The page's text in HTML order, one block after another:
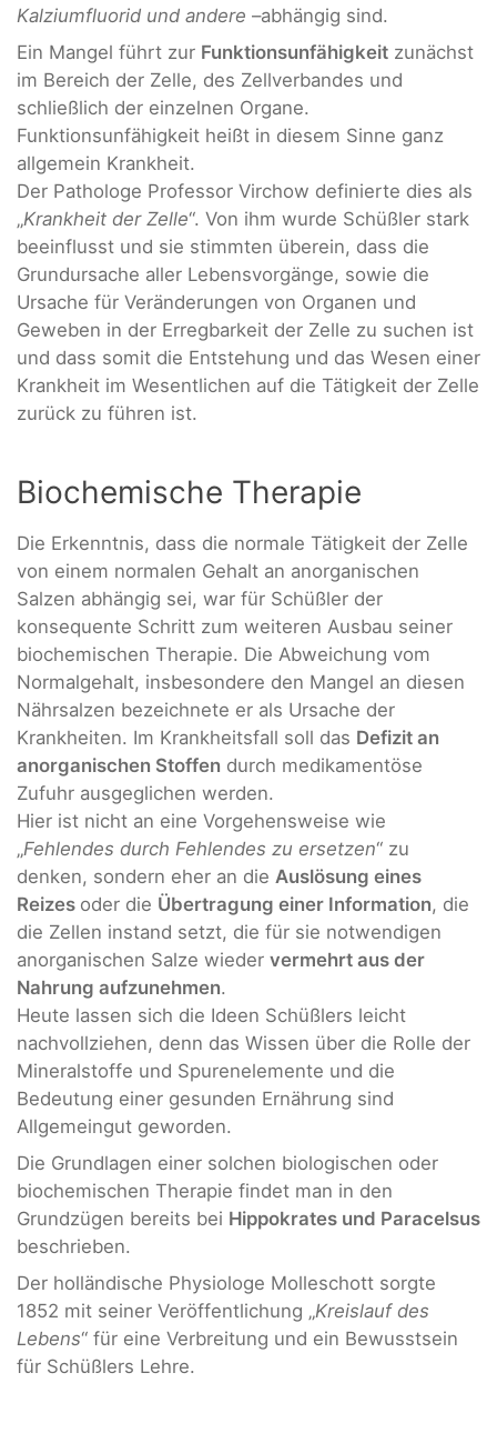
Kalziumfluorid und andere –abhängig sind.
Ein Mangel führt zur Funktionsunfähigkeit zunächst
im Bereich der Zelle, des Zellverbandes und
schließlich der einzelnen Organe.
Funktionsunfähigkeit heißt in diesem Sinne ganz
allgemein Krankheit.
Der Pathologe Professor Virchow definierte dies als
„Krankheit der Zelle“. Von ihm wurde Schüßler stark
beeinflusst und sie stimmten überein, dass die
Grundursache aller Lebensvorgänge, sowie die
Ursache für Veränderungen von Organen und
Geweben in der Erregbarkeit der Zelle zu suchen ist
und dass somit die Entstehung und das Wesen einer
Krankheit im Wesentlichen auf die Tätigkeit der Zelle
zurück zu führen ist.
Biochemische Therapie
Die Erkenntnis, dass die normale Tätigkeit der Zelle
von einem normalen Gehalt an anorganischen
Salzen abhängig sei, war für Schüßler der
konsequente Schritt zum weiteren Ausbau seiner
biochemischen Therapie. Die Abweichung vom
Normalgehalt, insbesondere den Mangel an diesen
Nährsalzen bezeichnete er als Ursache der
Krankheiten. Im Krankheitsfall soll das Defizit an
anorganischen Stoffen durch medikamentöse
Zufuhr ausgeglichen werden.
Hier ist nicht an eine Vorgehensweise wie
„Fehlendes durch Fehlendes zu ersetzen“ zu
denken, sondern eher an die Auslösung eines
Reizes oder die Übertragung einer Information, die
die Zellen instand setzt, die für sie notwendigen
anorganischen Salze wieder vermehrt aus der
Nahrung aufzunehmen.
Heute lassen sich die Ideen Schüßlers leicht
nachvollziehen, denn das Wissen über die Rolle der
Mineralstoffe und Spurenelemente und die
Bedeutung einer gesunden Ernährung sind
Allgemeingut geworden.
Die Grundlagen einer solchen biologischen oder
biochemischen Therapie findet man in den
Grundzügen bereits bei Hippokrates und Paracelsus
beschrieben.
Der holländische Physiologe Molleschott sorgte
1852 mit seiner Veröffentlichung „Kreislauf des
Lebens“ für eine Verbreitung und ein Bewusstsein
für Schüßlers Lehre.